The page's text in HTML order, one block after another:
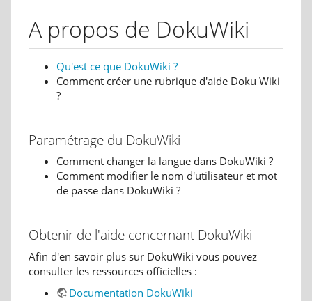
A propos de DokuWiki
Qu'est ce que DokuWiki ?
Comment créer une rubrique d'aide Doku Wiki
?
Paramétrage du DokuWiki
Comment changer la langue dans DokuWiki ?
Comment modifier le nom d'utilisateur et mot
de passe dans DokuWiki ?
Obtenir de l'aide concernant DokuWiki
Afin d'en savoir plus sur DokuWiki vous pouvez
consulter les ressources officielles :
Documentation DokuWiki